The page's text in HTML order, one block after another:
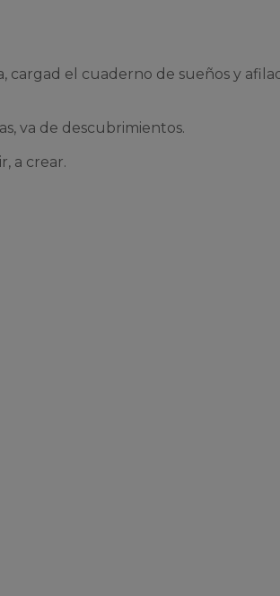
cargad el cuaderno de sueños y
va de descubrimientos.
a crear.